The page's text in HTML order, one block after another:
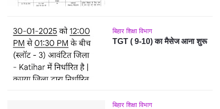
बिहार शिक्षा विभाग
TGT ( 9-10) का मैसेज आना शुरू
बिहार शिक्षा विभाग